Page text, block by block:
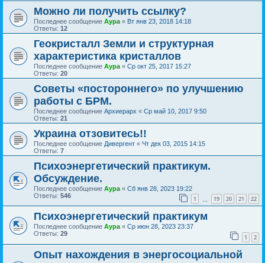
Можно ли получить ссылку?
Последнее сообщение Аура « Вт янв 23, 2018 14:18
Ответы: 12
Геокристалл Земли и структурная
характеристика кристаллов
Последнее сообщение Аура « Ср окт 25, 2017 15:27
Ответы: 20
Советы «постороннего» по улучшению
работы с БРМ.
Последнее сообщение Архиерарх « Ср май 10, 2017 9:50
Ответы: 21
Украина отзовитесь!!
Последнее сообщение Дивергент « Чт дек 03, 2015 14:15
Ответы: 7
Психоэнергетический практикум.
Обсуждение.
Последнее сообщение Аура « Сб янв 28, 2023 19:22
Ответы: 546 1 19 20 21 22
Психоэнергетический практикум
Последнее сообщение Аура« Ср июн 28, 2023 23:37
Ответы: 29 1 2
Опыт нахождения в энергосоциальной